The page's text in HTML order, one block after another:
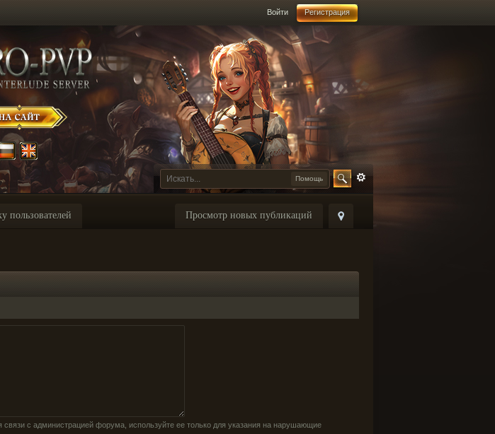
Войти Регистрация
Помощь
Просмотр новых публикаций
пользователей
с администрацией форума, используйте ее только для указания на нарушающие